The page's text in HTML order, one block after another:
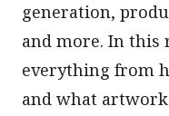
generation,
and more. In this
everything from
and what